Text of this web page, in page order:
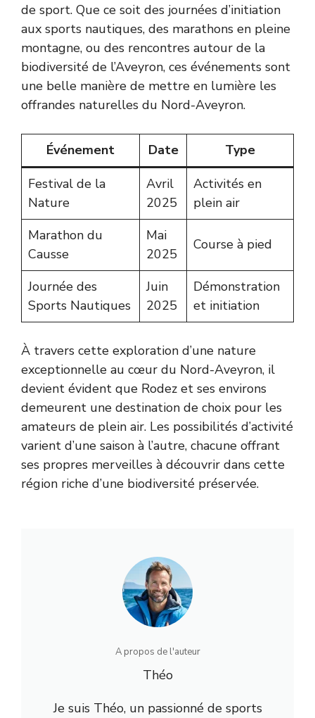
de sport. Que ce soit des journées d’initiation
aux sports nautiques, des marathons en pleine
montagne, ou des rencontres autour de la
biodiversité de l’Aveyron, ces événements sont
une belle manière de mettre en lumière les
offrandes naturelles du Nord-Aveyron.
Événement Date
Type
Festival de la
Nature
Avril
2025
Activités en
plein air
Marathon du
Causse
Mai
2025
Course à pied
Journée des
Sports Nautiques
Juin
2025
Démonstration
et initiation
À travers cette exploration d’une nature
exceptionnelle au cœur du Nord-Aveyron, il
devient évident que Rodez et ses environs
demeurent une destination de choix pour les
amateurs de plein air. Les possibilités d’activité
varient d’une saison à l’autre, chacune offrant
ses propres merveilles à découvrir dans cette
région riche d’une biodiversité préservée.
A propos de l'auteur
Théo
Je suis Théo, un passionné de sports